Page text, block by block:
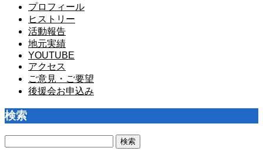
プロフィール
ヒストリー
活動報告
地元実績
YOUTUBE
アクセス
ご意見・ご要望
後援会お申込み
検索